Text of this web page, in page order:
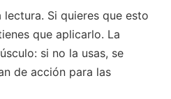
Si quieres que esto
que aplicarlo. La
si no la usas, se
de acción para las